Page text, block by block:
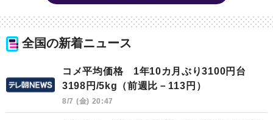
全国の新着ニュース
コメ平均価格 1年10カ月ぶり3100円台
3198円/5kg（前週比－113円）
8/7 (金) 20:47